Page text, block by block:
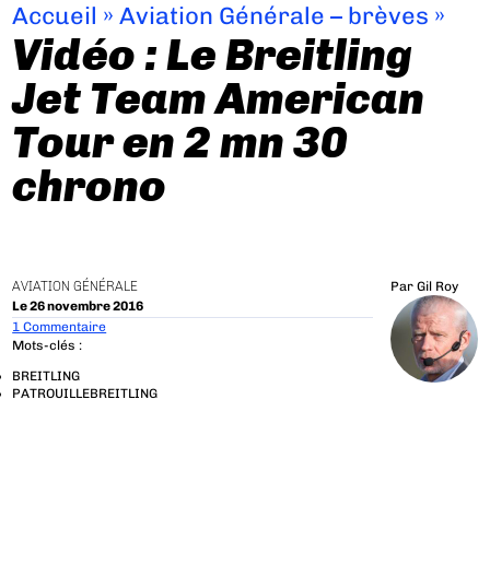
Accueil »Aviation Générale – brèves »
Vidéo : Le Breitling
Jet Team American
Tour en 2 mn 30
chrono
AVIATION GÉNÉRALE
Le 26 novembre 2016
Par Gil Roy
1 Commentaire
Mots-clés :
BREITLING
PATROUILLEBREITLING